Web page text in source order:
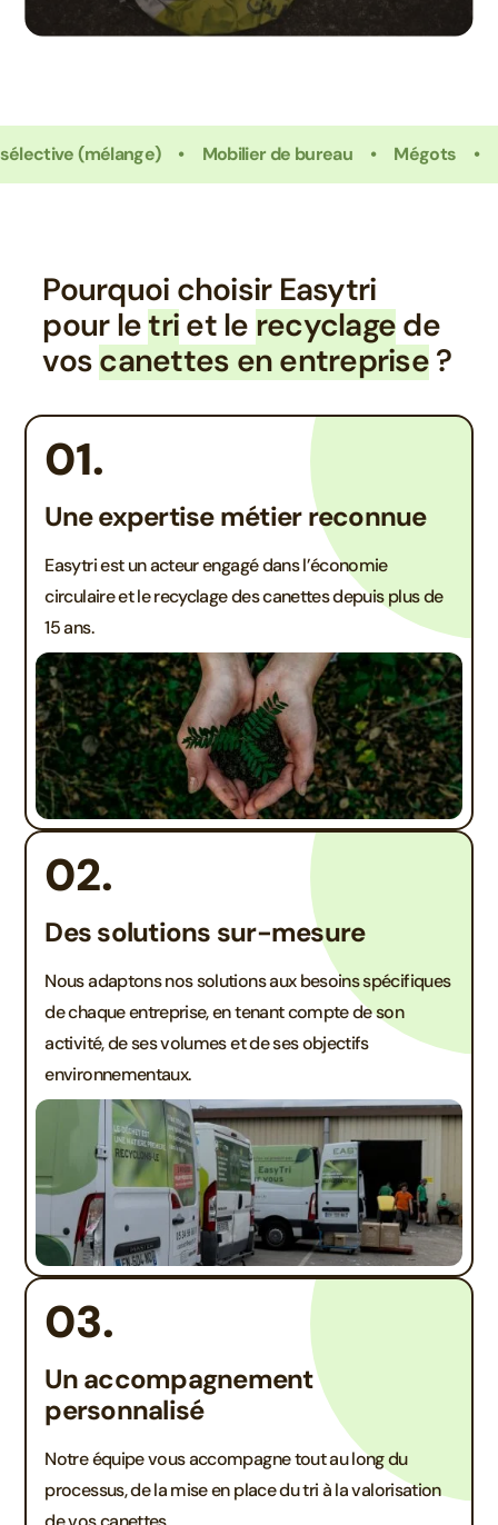
Mobilier de bureau Mégots Bois
Pourquoi choisir Easytri
pour letriet le recyclagede
voscanettes en entreprise?
01.
Une expertise métier reconnue
Easytri est un acteur engagé dans l’économie
circulaire et le recyclage des canettes depuis plus de
15 ans.
02.
Des solutions sur-mesure
Nous adaptons nos solutions aux besoins spécifiques
de chaque entreprise, en tenant compte de son
activité, de ses volumes et de ses objectifs
environnementaux.
03.
Un accompagnement
personnalisé
Notre équipe vous accompagne tout au long du
processus, de la mise en place du tri à la valorisation